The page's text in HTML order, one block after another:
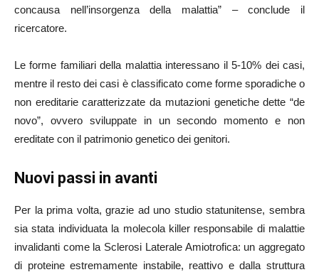
concausa nell’insorgenza della malattia” – conclude il
ricercatore.
Le forme familiari della malattia interessano il 5-10% dei casi,
mentre il resto dei casi è classificato come forme sporadiche o
non ereditarie caratterizzate da mutazioni genetiche dette “de
novo”, ovvero sviluppate in un secondo momento e non
ereditate con il patrimonio genetico dei genitori.
Nuovi passi in avanti
Per la prima volta, grazie ad uno studio statunitense, sembra
sia stata individuata la molecola killer responsabile di malattie
invalidanti come la Sclerosi Laterale Amiotrofica: un aggregato
di proteine estremamente instabile, reattivo e dalla struttura